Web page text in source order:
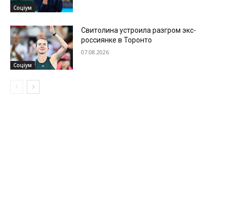
Соціум
Соціум
Свитолина устроила разгром экс-
россиянке в Торонто
07.08.2026